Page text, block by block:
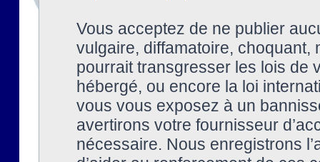
Vous acceptez de ne publier
vulgaire, diffamatoire, choquant,
pourrait transgresser les lois de
hébergé, ou encore la loi
vous vous exposez à un
avertirons votre fournisseur
nécessaire. Nous enregistrons